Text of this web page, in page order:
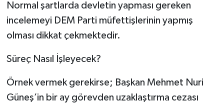
Normal şartlarda devletin yapması gereken
incelemeyi DEM Parti müfettişlerinin yapmış
olması dikkat çekmektedir.
Süreç Nasıl İşleyecek?
Örnek vermek gerekirse; Başkan Mehmet Nuri
Güneş’in bir ay görevden uzaklaştırma cezası